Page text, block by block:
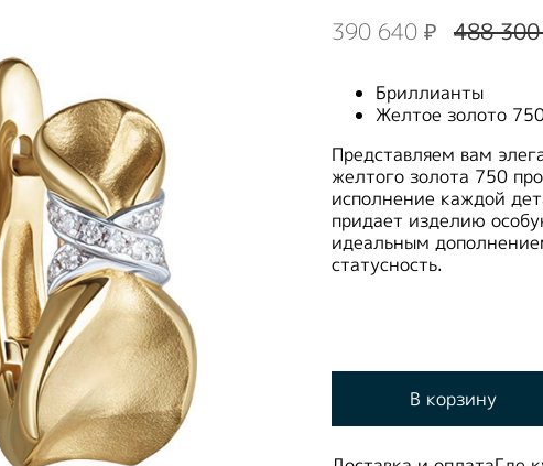
390 640 ₽ 488
Бриллианты
Желтое золото
Представляем вам
желтого золота 750
исполнение каждой
придает изделию
идеальным
статусность.
В корзину